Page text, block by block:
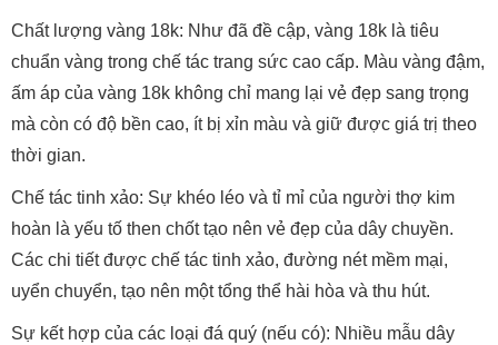
Chất lượng vàng 18k: Như đã đề cập, vàng 18k là tiêu
chuẩn vàng trong chế tác trang sức cao cấp. Màu vàng đậm,
ấm áp của vàng 18k không chỉ mang lại vẻ đẹp sang trọng
mà còn có độ bền cao, ít bị xỉn màu và giữ được giá trị theo
thời gian.
Chế tác tinh xảo: Sự khéo léo và tỉ mỉ của người thợ kim
hoàn là yếu tố then chốt tạo nên vẻ đẹp của dây chuyền.
Các chi tiết được chế tác tinh xảo, đường nét mềm mại,
uyển chuyển, tạo nên một tổng thể hài hòa và thu hút.
Sự kết hợp của các loại đá quý (nếu có): Nhiều mẫu dây